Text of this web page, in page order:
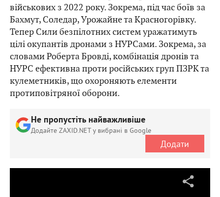
військових з 2022 року. Зокрема, під час боїв за
Бахмут, Соледар, Урожайне та Красногорівку.
Тепер Сили безпілотних систем уражатимуть
цілі окупантів дронами з НУРСами. Зокрема, за
словами Роберта Бровді, комбінація дронів та
НУРС ефективна проти російських груп ПЗРК та
кулеметників, що охороняють елементи
протиповітряної оборони.
Не пропустіть найважливіше
Додайте ZAXID.NET у вибрані в Google
Додати